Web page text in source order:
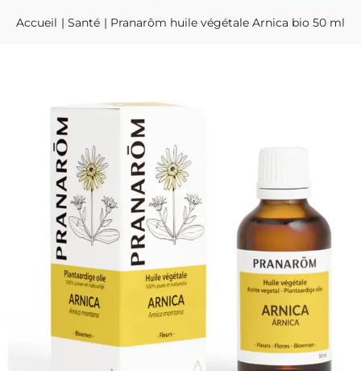
Accueil Santé Pranarôm huile végétale Arnica bio 50 ml